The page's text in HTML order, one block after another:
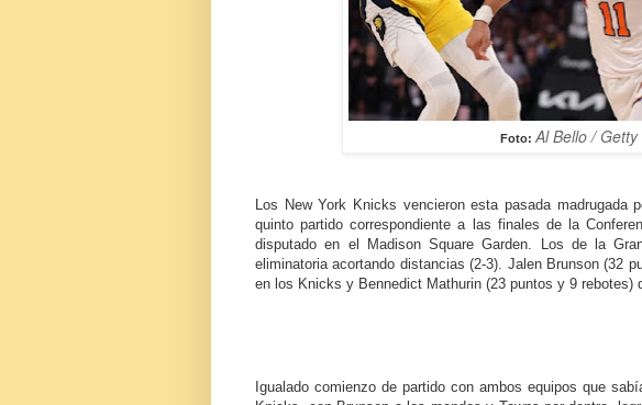
Foto: Al Bello / Getty
Los New York Knicks vencieron esta pasada madrugada
quinto partido correspondiente a las finales de la
disputado en el Madison Square Garden. Los de la
eliminatoria acortando distancias (2-3). Jalen Brunson (32
en los Knicks y Bennedict Mathurin (23 puntos y 9 rebotes)
Igualado comienzo de partido con ambos equipos que